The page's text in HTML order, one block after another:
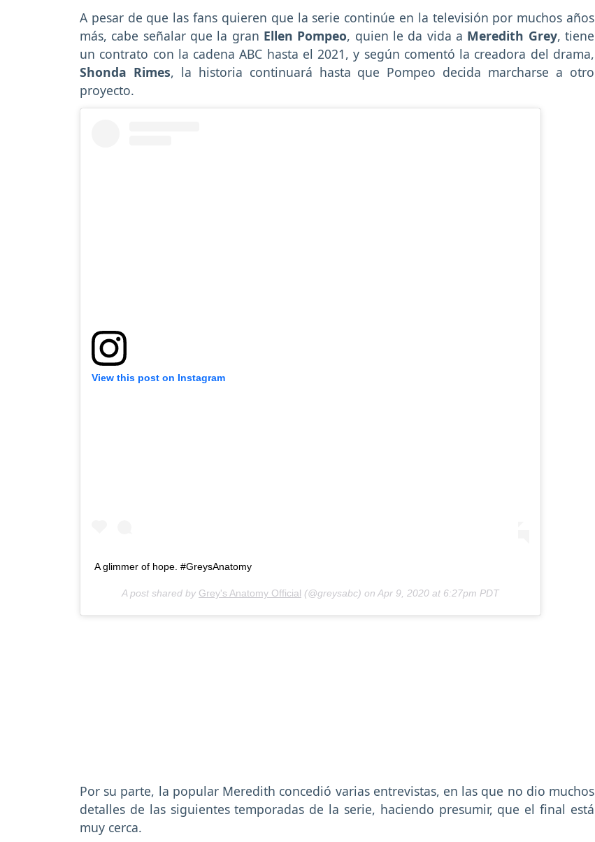
A pesar de que las fans quieren que la serie continúe en la televisión por muchos años
más, cabe señalar que la gran Ellen Pompeo, quien le da vida a Meredith Grey, tiene
un contrato con la cadena ABC hasta el 2021, y según comentó la creadora del drama,
Shonda Rimes, la historia continuará hasta que Pompeo decida marcharse a otro
proyecto.
View this post on Instagram
A glimmer of hope. #GreysAnatomy
A post shared by Grey's Anatomy Official (@greysabc) on Apr 9, 2020 at 6:27pm PDT
Por su parte, la popular Meredith concedió varias entrevistas, en las que no dio muchos
detalles de las siguientes temporadas de la serie, haciendo presumir, que el final está
muy cerca.